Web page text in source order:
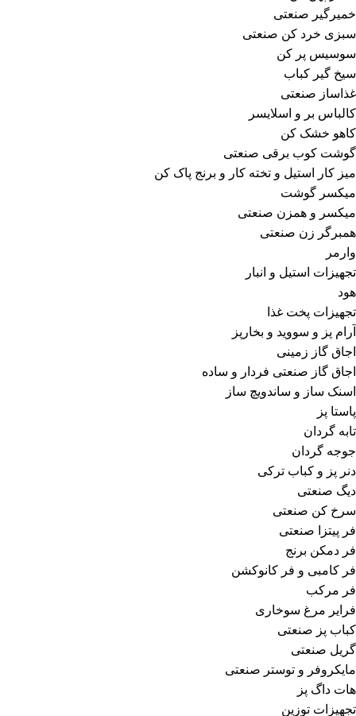
خمیرگیر صنعتی
سبزی خرد کن صنعتی
سوسیس پر کن
سیخ گیر کباب
غذاساز صنعتی
کالباس بر و اسلایسر
کاهو خشک کن
گوشت کوب برقی صنعتی
میز کار استیل و تخته کار و برنج پاک کن
میکسر گوشت
میکسر و همزن صنعتی
همبرگر زن صنعتی
وارمر
تجهیزات استیل و انبار
هود
تجهیزات پخت غذا
آرام پز و سووید و بخارپز
اجاق گاز زمینی
اجاق گاز صنعتی فردار و ساده
اسنک ساز و ساندویچ ساز
پاستا پز
تابه گردان
جوجه گردان
دنر پز و کباب ترکی
دیگ صنعتی
سرخ کن صنعتی
فر پیتزا صنعتی
فر دمکن برنج
فر کامبی و فر کانوکشن
فر مرکب
فرایر مرغ سوخاری
کباب پز صنعتی
گریل صنعتی
مایکروفر و توستر صنعتی
هات داگ پز
تجهیزات توزین